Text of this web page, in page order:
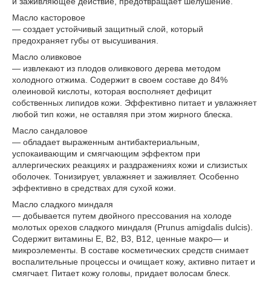
Масло касторовое
— создает устойчивый защитный слой, который
предохраняет губы от высушивания.
Масло оливковое
— извлекают из плодов оливкового дерева методом
холодного отжима. Содержит в своем составе до 84%
олеиновой кислоты, которая восполняет дефицит
собственных липидов кожи. Эффективно питает и увлажняет
любой тип кожи, не оставляя при этом жирного блеска.
Масло сандаловое
— обладает выраженным антибактериальным,
успокаивающим и смягчающим эффектом при
аллергических реакциях и раздражениях кожи и слизистых
оболочек. Тонизирует, увлажняет и заживляет. Особенно
эффективно в средствах для сухой кожи.
Масло сладкого миндаля
— добывается путем двойного прессования на холоде
молотых орехов сладкого миндаля (Prunus amigdalis dulcis).
Содержит витамины Е, В2, В3, В12, ценные макро— и
микроэлементы. В составе косметических средств снимает
воспалительные процессы и очищает кожу, активно питает и
смягчает. Питает кожу головы, придает волосам блеск.